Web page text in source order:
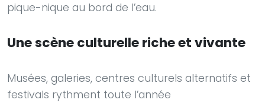
pique-nique au bord de l’eau.
Une scène culturelle riche et vivante
Musées, galeries, centres culturels alternatifs et
festivals rythment toute l’année